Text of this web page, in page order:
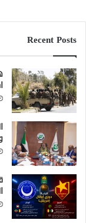
Recent Posts